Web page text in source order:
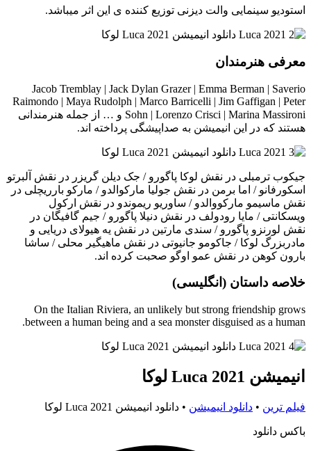
استودیو سینمایی والت دیزنی توزیع کننده ی این اثر میباشد.
معرفی هنرمندان
Jacob Tremblay | Jack Dylan Grazer | Emma Berman | Saverio
Raimondo | Maya Rudolph | Marco Barricelli | Jim Gaffigan | Peter
Sohn | Lorenzo Crisci | Marina Massironi و … از جمله هنرمندانی
هستند که در این انیمیشن به صداپیشگی پرداخته اند.
جیکوب ترمبلی در نقش لوکا پاگورو / جک دیلن گریزر در نقش آلبرتو
اسکورفانو / اما برمن در نقش جولیا مارکوالدو / مارکو بارریچلی در
نقش ماسیمو مارکووالدو / ساوریو ریموندو در نقش ارکول
ویسکانتی / مایا رودولف در نقش دنیلا پاگورو / جیم گافیگان در
نقش لورنزو پاگورو / سندی مارتین در نقش یه هیولای دریایی و
مادربزرگ لوکا / جاکومو جانیوتی در نقش ماهیگیر محلی / ساشا
بارون کوهن در نقش عمو اوگو صحبت کرده اند.
خلاصه داستان (انگلیسی)
On the Italian Riviera, an unlikely but strong friendship grows
between a human being and a sea monster disguised as a human.
انیمیشن Luca 2021 لوکا
فیلم ترین • دانلود انیمیشن • دانلود انیمیشن Luca 2021 لوکا
باکس دانلود